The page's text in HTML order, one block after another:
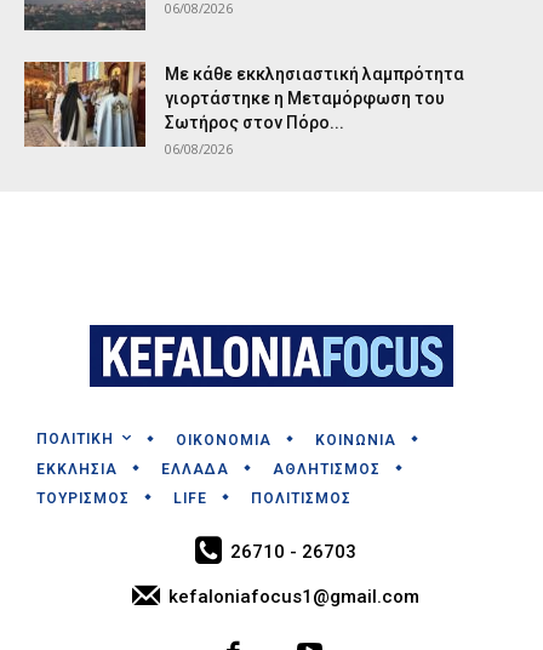
06/08/2026
Με κάθε εκκλησιαστική λαμπρότητα
γιορτάστηκε η Μεταμόρφωση του
Σωτήρος στον Πόρο...
06/08/2026
ΠΟΛΙΤΙΚΗ ΟΙΚΟΝΟΜΙΑ
ΚΟΙΝΩΝΙΑ
ΕΚΚΛΗΣΙΑ
ΕΛΛΑΔΑ
ΑΘΛΗΤΙΣΜΟΣ
ΤΟΥΡΙΣΜΟΣ
LIFE ΠΟΛΙΤΙΣΜΟΣ
26710 - 26703
kefaloniafocus1@gmail.com